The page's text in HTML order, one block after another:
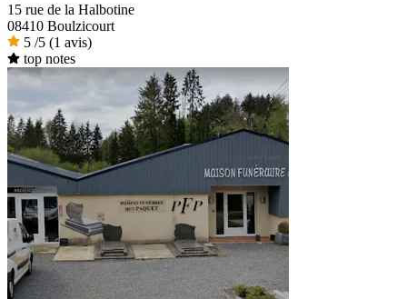
15 rue de la Halbotine
08410 Boulzicourt
5 /5 (1 avis)
top notes